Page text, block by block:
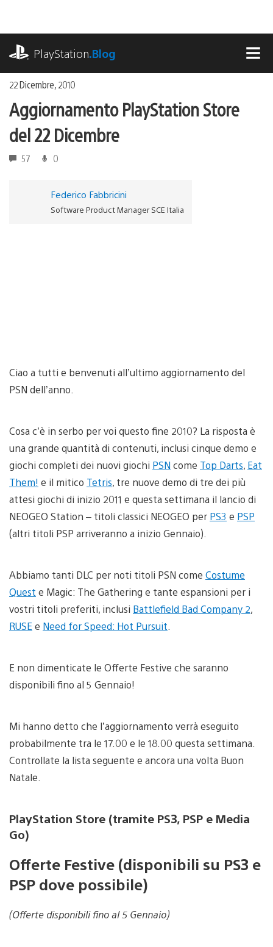
contenuto
PlayStation.Blog
22 Dicembre, 2010
Aggiornamento PlayStation Store
del 22 Dicembre
57 0
Federico Fabbricini
Software Product Manager SCE Italia
Ciao a tutti e benvenuti all’ultimo aggiornamento del
PSN dell’anno.
Cosa c’è in serbo per voi questo fine 2010? La risposta è
una grande quantità di contenuti, inclusi cinque demo e
giochi completi dei nuovi giochi PSN come Top Darts, Eat
Them! e il mitico Tetris, tre nuove demo di tre dei più
attesi giochi di inizio 2011 e questa settimana il lancio di
NEOGEO Station – titoli classici NEOGEO per PS3 e PSP
(altri titoli PSP arriveranno a inizio Gennaio).
Abbiamo tanti DLC per noti titoli PSN come Costume
Quest e Magic: The Gathering e tante espansioni per i
vostri titoli preferiti, inclusi Battlefield Bad Company 2,
RUSE e Need for Speed: Hot Pursuit
E non dimenticate le Offerte Festive che saranno
disponibili fino al 5 Gennaio!
Mi hanno detto che l’aggiornamento verrà eseguito
probabilmente tra le 17.00 e le 18.00 questa settimana.
Controllate la lista seguente e ancora una volta Buon
Natale.
PlayStation Store (tramite PS3, PSP e Media
Go)
Offerte Festive (disponibili su PS3 e
PSP dove possibile)
(Offerte disponibili fino al 5 Gennaio)